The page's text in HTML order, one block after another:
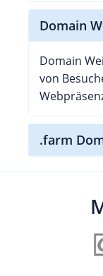
Domain
Domain
von
.farm